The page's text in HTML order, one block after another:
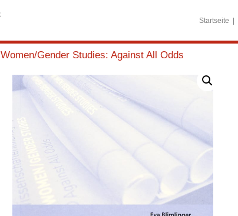
Startseite
Women/Gender Studies: Against All Odds